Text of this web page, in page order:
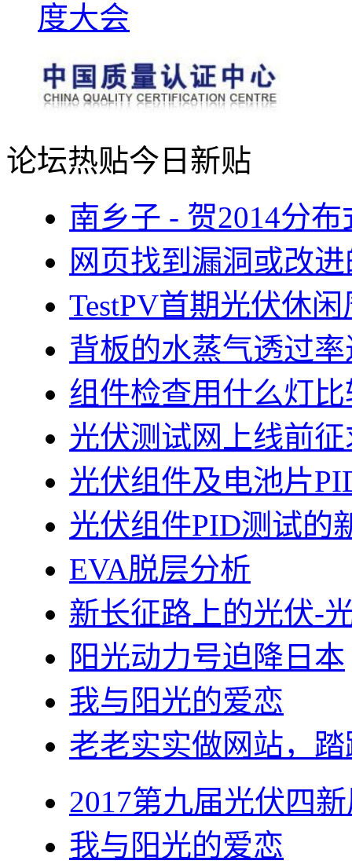
论坛热贴今日新贴
南乡子 - 贺2014分
网页找到漏洞或改
TestPV首期光伏休
背板的水蒸气透过
组件检查用什么灯
光伏测试网上线前
光伏组件及电池片
光伏组件PID测试的
EVA脱层分析
新长征路上的光伏-
阳光动力号迫降日本
我与阳光的爱恋
老老实实做网站，
2017第九届光伏四
我与阳光的爱恋